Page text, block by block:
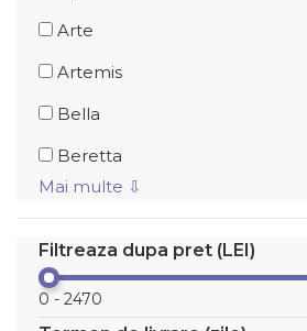
Arte
Artemis
Bella
Beretta
Mai multe ⇩
Filtreaza dupa pret (LEI)